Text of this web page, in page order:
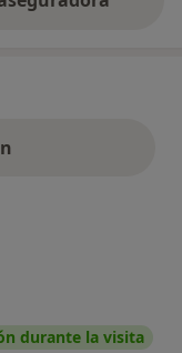
durante la visita